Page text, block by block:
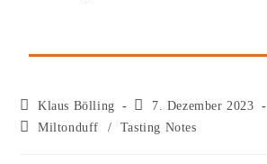
Klaus Bölling
7. Dezember 2023
Miltonduff
/ Tasting Notes